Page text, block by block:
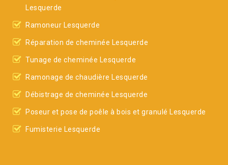
Lesquerde
Ramoneur Lesquerde
Réparation de cheminée Lesquerde
Tunage de cheminée Lesquerde
Ramonage de chaudière Lesquerde
Débistrage de cheminée Lesquerde
Poseur et pose de poêle à bois et granulé Lesquerde
Fumisterie Lesquerde